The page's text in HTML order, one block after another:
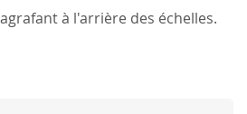
à l'arrière des échelles.